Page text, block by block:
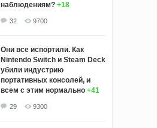
наблюдениям? +18
32 9700
Они все испортили. Как
Nintendo Switch и Steam Deck
убили индустрию
портативных консолей, и
всем с этим нормально +41
29 9300